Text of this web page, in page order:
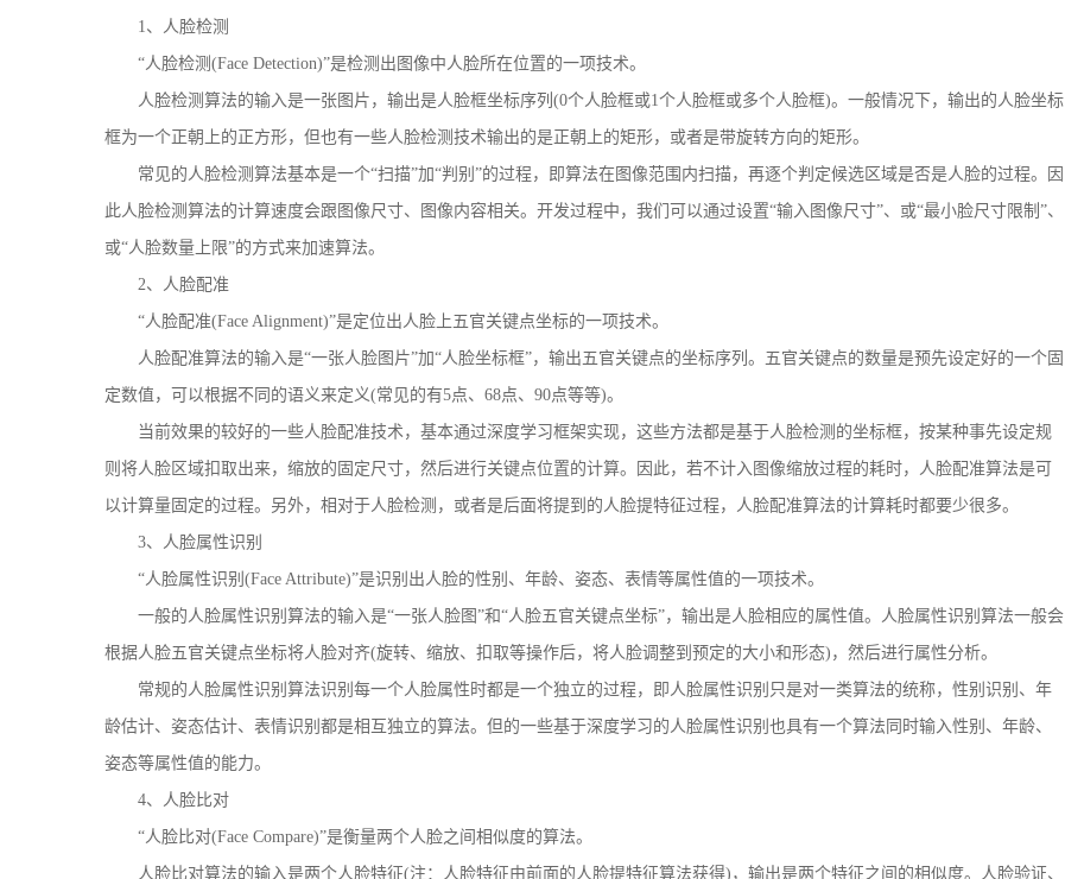
1、人脸检测
“人脸检测(Face Detection)”是检测出图像中人脸所在位置的一项技术。
人脸检测算法的输入是一张图片，输出是人脸框坐标序列(0个人脸框或1个人脸框或多个人脸框)。一般情况下，输出的人脸坐标
框为一个正朝上的正方形，但也有一些人脸检测技术输出的是正朝上的矩形，或者是带旋转方向的矩形。
常见的人脸检测算法基本是一个“扫描”加“判别”的过程，即算法在图像范围内扫描，再逐个判定候选区域是否是人脸的过程。因
此人脸检测算法的计算速度会跟图像尺寸、图像内容相关。开发过程中，我们可以通过设置“输入图像尺寸”、或“最小脸尺寸限制”、
或“人脸数量上限”的方式来加速算法。
2、人脸配准
“人脸配准(Face Alignment)”是定位出人脸上五官关键点坐标的一项技术。
人脸配准算法的输入是“一张人脸图片”加“人脸坐标框”，输出五官关键点的坐标序列。五官关键点的数量是预先设定好的一个固
定数值，可以根据不同的语义来定义(常见的有5点、68点、90点等等)。
当前效果的较好的一些人脸配准技术，基本通过深度学习框架实现，这些方法都是基于人脸检测的坐标框，按某种事先设定规
则将人脸区域扣取出来，缩放的固定尺寸，然后进行关键点位置的计算。因此，若不计入图像缩放过程的耗时，人脸配准算法是可
以计算量固定的过程。另外，相对于人脸检测，或者是后面将提到的人脸提特征过程，人脸配准算法的计算耗时都要少很多。
3、人脸属性识别
“人脸属性识别(Face Attribute)”是识别出人脸的性别、年龄、姿态、表情等属性值的一项技术。
一般的人脸属性识别算法的输入是“一张人脸图”和“人脸五官关键点坐标”，输出是人脸相应的属性值。人脸属性识别算法一般会
根据人脸五官关键点坐标将人脸对齐(旋转、缩放、扣取等操作后，将人脸调整到预定的大小和形态)，然后进行属性分析。
常规的人脸属性识别算法识别每一个人脸属性时都是一个独立的过程，即人脸属性识别只是对一类算法的统称，性别识别、年
龄估计、姿态估计、表情识别都是相互独立的算法。但的一些基于深度学习的人脸属性识别也具有一个算法同时输入性别、年龄、
姿态等属性值的能力。
4、人脸比对
“人脸比对(Face Compare)”是衡量两个人脸之间相似度的算法。
人脸比对算法的输入是两个人脸特征(注：人脸特征由前面的人脸提特征算法获得)，输出是两个特征之间的相似度。人脸验证、